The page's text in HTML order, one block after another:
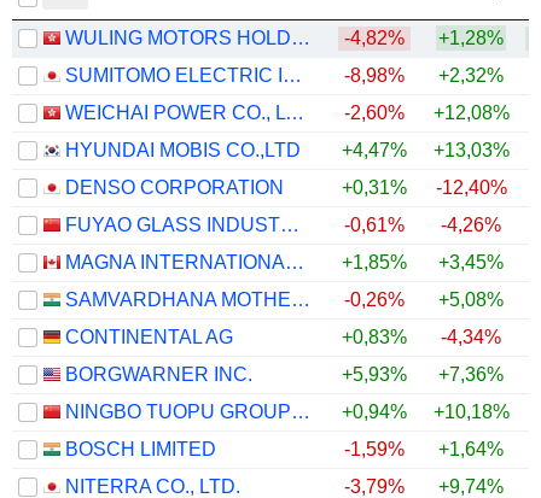
WULING MOTORS HOLDINGS LIMITED
-4,82% +1,28%
SUMITOMO ELECTRIC INDUSTRIES, LTD.
-8,98% +2,32%
WEICHAI POWER CO., LTD.
-2,60% +12,08%
HYUNDAI MOBIS CO.,LTD
+4,47% +13,03%
DENSO CORPORATION
+0,31% -12,40%
FUYAO GLASS INDUSTRY GROUP CO., LTD.
-0,61% -4,26%
MAGNA INTERNATIONAL INC.
+1,85% +3,45%
SAMVARDHANA MOTHERSON INTERNATIONAL LIMITED
-0,26% +5,08%
CONTINENTAL AG
+0,83% -4,34%
BORGWARNER INC.
+5,93% +7,36%
NINGBO TUOPU GROUP CO.,LTD.
+0,94% +10,18%
BOSCH LIMITED
-1,59% +1,64%
NITERRA CO., LTD.
-3,79% +9,74%